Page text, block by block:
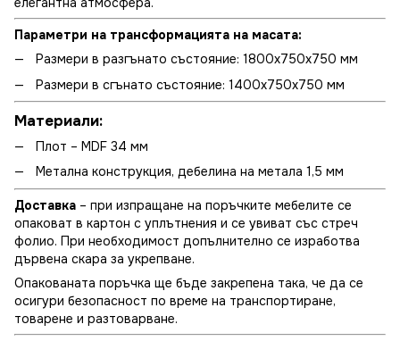
Параметри на трансформацията на масата:
Размери в разгънато състояние: 1800x750x750 мм
Размери в сгънато състояние: 1400x750x750 мм
Материали:
Плот – MDF 34 мм
Метална конструкция, дебелина на метала 1,5 мм
Доставка – при изпращане на поръчките мебелите се
опаковат в картон с уплътнения и се увиват със стреч
фолио. При необходимост допълнително се изработва
дървена скара за укрепване.
Опакованата поръчка ще бъде закрепена така, че да се
осигури безопасност по време на транспортиране,
товарене и разтоварване.